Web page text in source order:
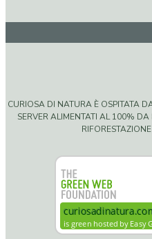
CURIOSA DI NATURA È OSPITATA
SERVER ALIMENTATI AL 100%